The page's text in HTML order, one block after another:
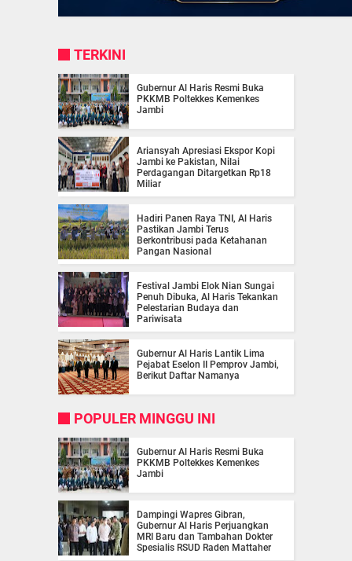
TERKINI
Gubernur Al Haris Resmi Buka
PKKMB Poltekkes Kemenkes
Jambi
Ariansyah Apresiasi Ekspor Kopi
Jambi ke Pakistan, Nilai
Perdagangan Ditargetkan Rp18
Miliar
Hadiri Panen Raya TNI, Al Haris
Pastikan Jambi Terus
Berkontribusi pada Ketahanan
Pangan Nasional
Festival Jambi Elok Nian Sungai
Penuh Dibuka, Al Haris Tekankan
Pelestarian Budaya dan
Pariwisata
Gubernur Al Haris Lantik Lima
Pejabat Eselon II Pemprov Jambi,
Berikut Daftar Namanya
POPULER MINGGU INI
Gubernur Al Haris Resmi Buka
PKKMB Poltekkes Kemenkes
Jambi
Dampingi Wapres Gibran,
Gubernur Al Haris Perjuangkan
MRI Baru dan Tambahan Dokter
Spesialis RSUD Raden Mattaher